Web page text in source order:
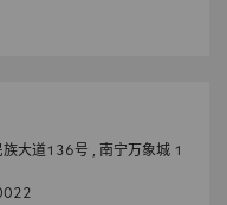
大道136号 , 南宁万象城 1